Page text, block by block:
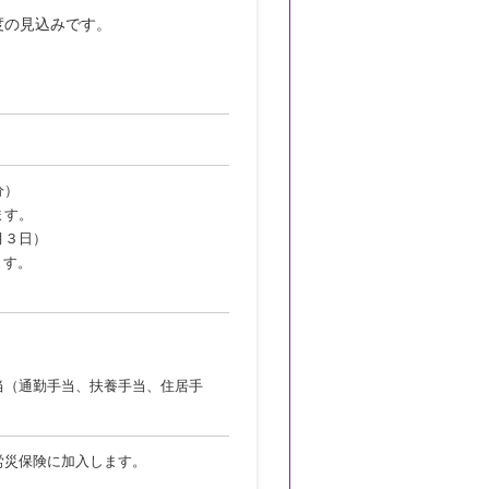
度の見込みです。
。
日）
。
通勤手当、扶養手当、住居手
保険に加入します。